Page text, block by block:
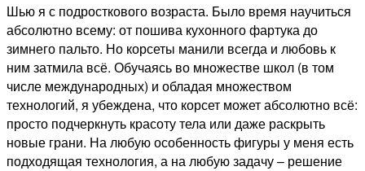
Шью я с подросткового возраста. Было время научиться
абсолютно всему: от пошива кухонного фартука до
зимнего пальто. Но корсеты манили всегда и любовь к
ним затмила всё. Обучаясь во множестве школ (в том
числе международных) и обладая множеством
технологий, я убеждена, что корсет может абсолютно всё:
просто подчеркнуть красоту тела или даже раскрыть
новые грани. На любую особенность фигуры у меня есть
подходящая технология, а на любую задачу – решение